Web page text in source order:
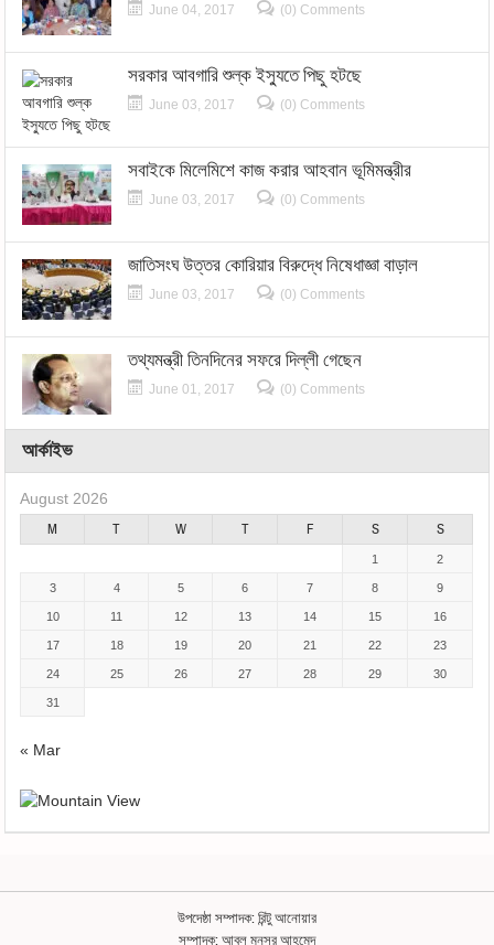
June 04, 2017 (0) Comments
সরকার আবগারি শুল্ক ইস্যুতে পিছু হটছে
June 03, 2017 (0) Comments
সবাইকে মিলেমিশে কাজ করার আহবান ভূমিমন্ত্রীর
June 03, 2017 (0) Comments
জাতিসংঘ উত্তর কোরিয়ার বিরুদ্ধে নিষেধাজ্ঞা বাড়াল
June 03, 2017 (0) Comments
তথ্যমন্ত্রী তিনদিনের সফরে দিল্লী গেছেন
June 01, 2017 (0) Comments
আর্কাইভ
August 2026
M
T W T F S S
1 2
3 4 5 6 7 8 9
10 11 12 13 14 15 16
17 18 19 20 21 22 23
24 25 26 27 28 29 30
31
« Mar
উপদেষ্ঠা সম্পাদক: রিন্টু আনোয়ার
সম্পাদক: আবুল মনসুর আহমেদ